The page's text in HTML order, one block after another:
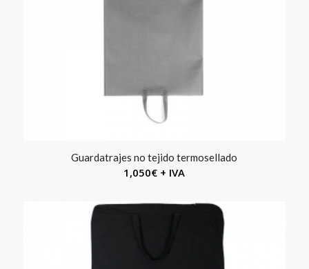
Guardatrajes no tejido termosellado
1,050€ + IVA